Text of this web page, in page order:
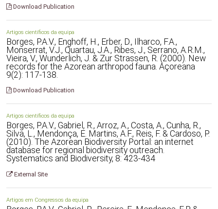
Download Publication
Artigos científicos da equipa
Borges, P.A.V., Enghoff, H., Erber, D., Ilharco, F.A.,
Monserrat, V.J., Quartau, J.A., Ribes, J., Serrano, A.R.M.,
Vieira, V., Wunderlich, J. & Zur Strassen, R. (2000). New
records for the Azorean arthropod fauna. Açoreana
9(2): 117-138.
Download Publication
Artigos científicos da equipa
Borges, P.A.V., Gabriel, R., Arroz, A., Costa, A., Cunha, R.,
Silva, L., Mendonça, E. Martins, A.F., Reis, F. & Cardoso, P.
(2010). The Azorean Biodiversity Portal: an internet
database for regional biodiversity outreach.
Systematics and Biodiversity, 8: 423-434
External Site
Artigos em Congressos da equipa